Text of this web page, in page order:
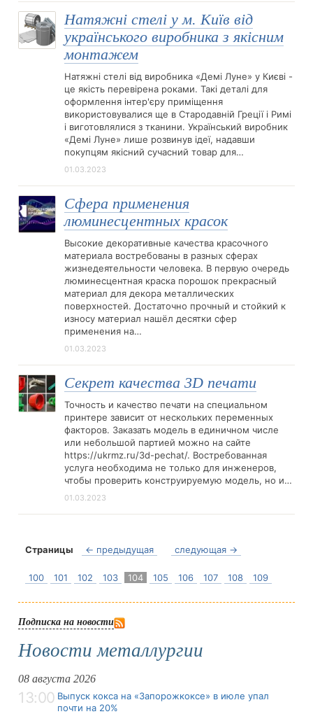
Натяжні стелі у м. Київ від
українського виробника з якісним
монтажем
Натяжні стелі від виробника «Демі Луне» у Києві -
це якість перевірена роками. Такі деталі для
оформлення інтер'єру приміщення
використовувалися ще в Стародавній Греції і Римі
і виготовлялися з тканини. Український виробник
«Демі Луне» лише розвинув ідеї, надавши
покупцям якісний сучасний товар для…
01.03.2023
Сфера применения
люминесцентных красок
Высокие декоративные качества красочного
материала востребованы в разных сферах
жизнедеятельности человека. В первую очередь
люминесцентная краска порошок прекрасный
материал для декора металлических
поверхностей. Достаточно прочный и стойкий к
износу материал нашёл десятки сфер
применения на…
01.03.2023
Секрет качества 3D печати
Точность и качество печати на специальном
принтере зависит от нескольких переменных
факторов. Заказать модель в единичном числе
или небольшой партией можно на сайте
https://ukrmz.ru/3d-pechat/. Востребованная
услуга необходима не только для инженеров,
чтобы проверить конструируемую модель, но и…
01.03.2023
Страницы ← предыдущая следующая →
100 101 102 103 104 105 106 107 108 109
Подписка на новости
Новости металлургии
08 августа 2026
13:00 Выпуск кокса на «Запорожкоксе» в июле упал
почти на 20%